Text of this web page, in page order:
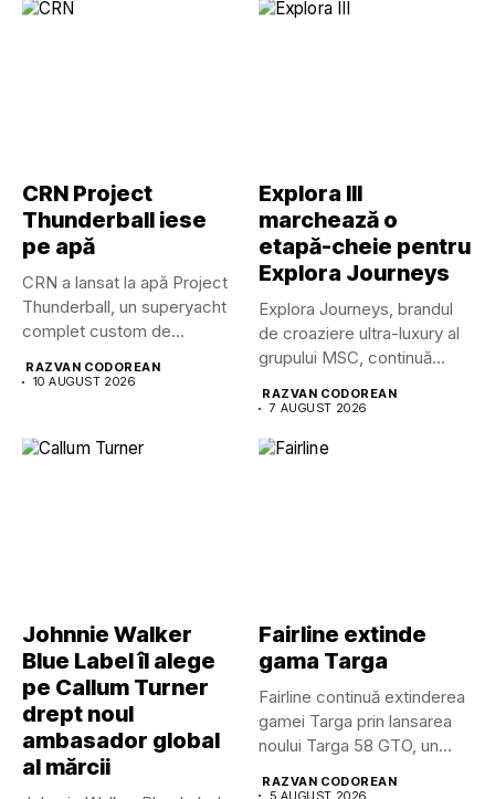
CRN Project
Thunderball iese
pe apă
CRN a lansat la apă Project
Thunderball, un superyacht
complet custom de...
RAZVAN CODOREAN
10 AUGUST 2026
Explora III
marchează o
etapă-cheie pentru
Explora Journeys
Explora Journeys, brandul
de croaziere ultra-luxury al
grupului MSC, continuă
RAZVAN CODOREAN
7 AUGUST 2026
Johnnie Walker
Blue Label îl alege
pe Callum Turner
drept noul
ambasador global
al mărcii
Fairline extinde
gama Targa
Fairline continuă extinderea
gamei Targa prin lansarea
noului Targa 58 GTO, un...
RAZVAN CODOREAN
5 AUGUST 2026